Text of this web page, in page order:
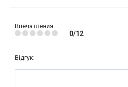
Впечатления
0/12
Відгук: